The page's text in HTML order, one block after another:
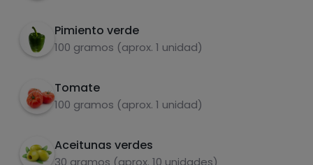
Pimiento verde
100 gramos (aprox. 1 unidad)
Tomate
100 gramos (aprox. 1 unidad)
Aceitunas verdes
30 gramos (aprox. 10 unidades)